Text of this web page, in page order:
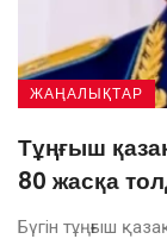
ЖАҢАЛЫҚТАР
Тұңғыш
80 жасқа
Бүгін тұңғыш